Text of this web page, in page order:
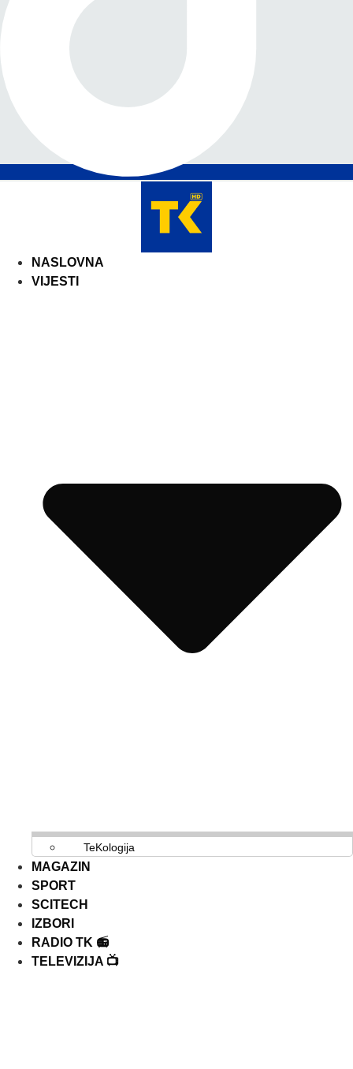
NASLOVNA
VIJESTI
TeKologija
MAGAZIN
SPORT
SCITECH
IZBORI
RADIO TK 📻
TELEVIZIJA 📺